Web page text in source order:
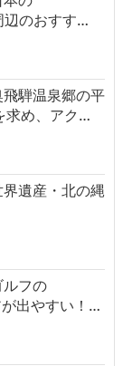
辺のおすす…
騨温泉郷の平
求め、アク…
遺産・北の縄
ルフの
出やすい！…